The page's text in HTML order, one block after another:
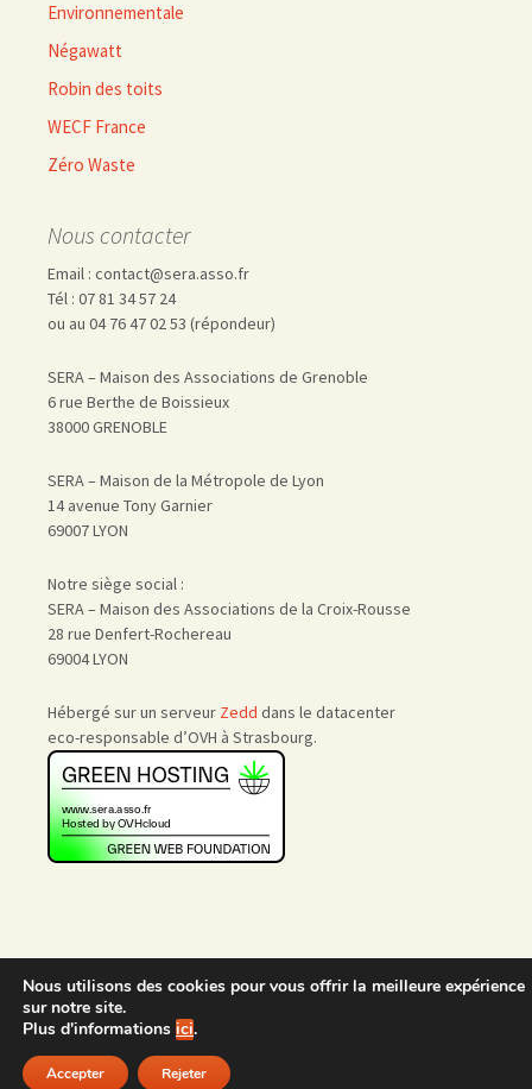
Environnementale
Négawatt
Robin des toits
WECF France
Zéro Waste
Nous contacter
Email : contact@sera.asso.fr
Tél : 07 81 34 57 24
ou au 04 76 47 02 53 (répondeur)
SERA – Maison des Associations de Grenoble
6 rue Berthe de Boissieux
38000 GRENOBLE
SERA – Maison de la Métropole de Lyon
14 avenue Tony Garnier
69007 LYON
Notre siège social :
SERA – Maison des Associations de la Croix-Rousse
28 rue Denfert-Rochereau
69004 LYON
Hébergé sur un serveur Zedd dans le datacenter
eco-responsable d’OVH à Strasbourg.
Accueil | Nous rejoindre
Admin
Nous utilisons des cookies pour vous offrir la meilleure expérience
sur notre site.
Plus d'informations ici.
Accepter Rejeter